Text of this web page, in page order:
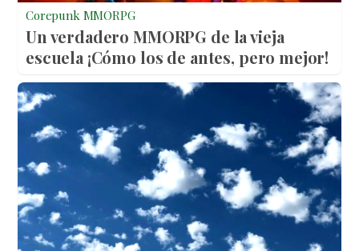
Corepunk MMORPG
Un verdadero MMORPG de la vieja
escuela ¡Cómo los de antes, pero mejor!